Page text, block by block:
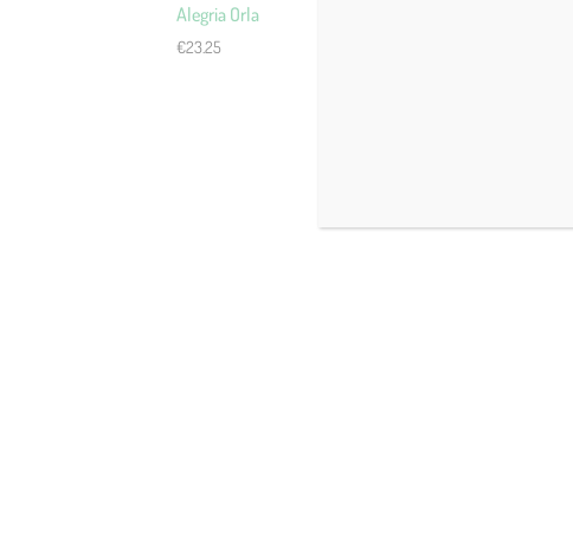
Alegria Orla
€23.25